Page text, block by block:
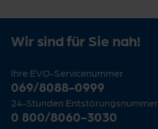
Wir sind für Sie nah!
Ihre EVO-Servicenummer
069/8088-0999
24-Stunden Entstörungsnummer
0 800/8060-3030